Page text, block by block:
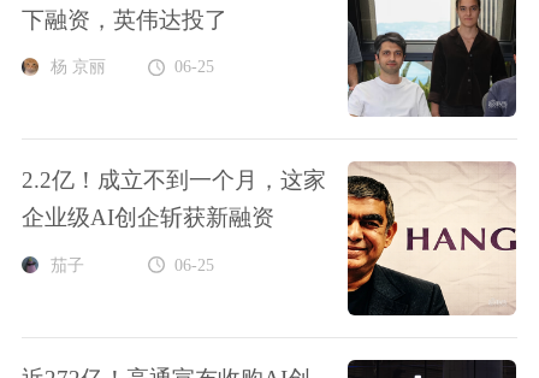
下融资，英伟达投了
杨 京丽 06-25
2.2亿！成立不到一个月，这家
企业级AI创企斩获新融资
茄子 06-25